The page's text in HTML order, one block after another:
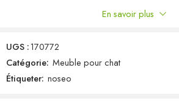
Il n'y a pas encore de critiques.
En savoir plus
UGS :170772
Catégorie: Meuble pour chat
Étiqueter: noseo